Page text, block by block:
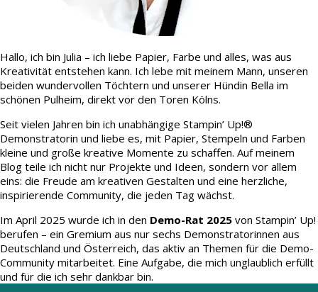
Hallo, ich bin Julia – ich liebe Papier, Farbe und alles, was aus
Kreativität entstehen kann. Ich lebe mit meinem Mann, unseren
beiden wundervollen Töchtern und unserer Hündin Bella im
schönen Pulheim, direkt vor den Toren Kölns.
Seit vielen Jahren bin ich unabhängige Stampin’ Up!®
Demonstratorin und liebe es, mit Papier, Stempeln und Farben
kleine und große kreative Momente zu schaffen. Auf meinem
Blog teile ich nicht nur Projekte und Ideen, sondern vor allem
eins: die Freude am kreativen Gestalten und eine herzliche,
inspirierende Community, die jeden Tag wächst.
Im April 2025 wurde ich in den Demo-Rat 2025 von Stampin’ Up!
berufen – ein Gremium aus nur sechs Demonstratorinnen aus
Deutschland und Österreich, das aktiv an Themen für die Demo-
Community mitarbeitet. Eine Aufgabe, die mich unglaublich erfüllt
und für die ich sehr dankbar bin.